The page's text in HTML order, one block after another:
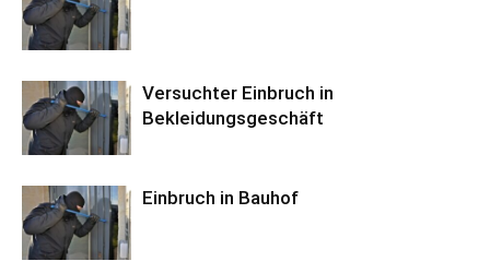
Versuchter Einbruch in
Bekleidungsgeschäft
Einbruch in Bauhof